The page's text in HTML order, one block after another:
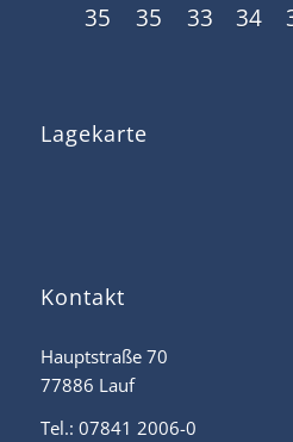
35 35 33 34
Lagekarte
Kontakt
Hauptstraße 70
77886 Lauf
Tel.: 07841 2006-0